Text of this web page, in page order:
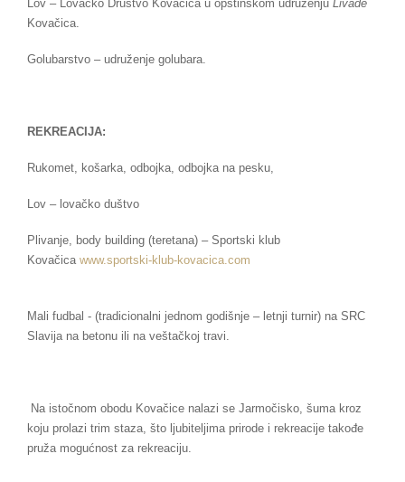
Lov – Lovačko Društvo Kovačica u opštinskom udruženju Livade
Kovačica.
Golubarstvo – udruženje golubara.
REKREACIJA:
Rukomet, košarka, odbojka, odbojka na pesku,
Lov – lovačko duštvo
Plivanje, body building (teretana) – Sportski klub
Kovačica www.sportski-klub-kovacica.com
Mali fudbal - (tradicionalni jednom godišnje – letnji turnir) na SRC
Slavija na betonu ili na veštačkoj travi.
Na istočnom obodu Kovačice nalazi se Jarmočisko, šuma kroz
koju prolazi trim staza, što ljubiteljima prirode i rekreacije takođe
pruža mogućnost za rekreaciju.